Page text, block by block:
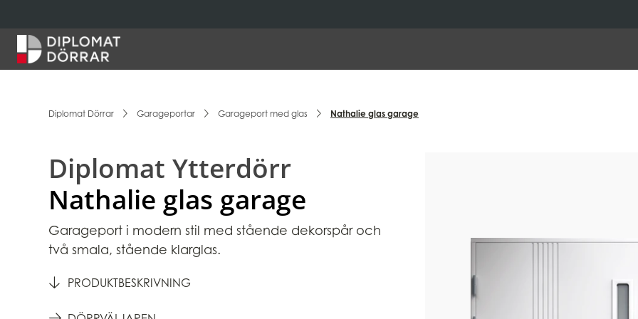
Diplomat Dörrar Garageportar Garageport med glas Nathalie glas garage
Diplomat Ytterdörr
Nathalie glas garage
Garageport i modern stil med stående dekorspår och
två smala, stående klarglas.
PRODUKTBESKRIVNING